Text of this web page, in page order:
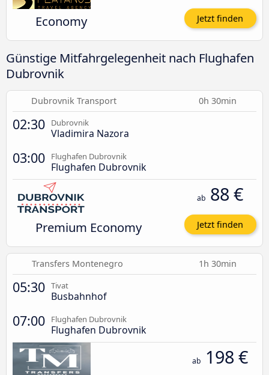
Economy Jetzt finden
Günstige Mitfahrgelegenheit nach Flughafen
Dubrovnik
Dubrovnik Transport 0h 30min
02:30 Dubrovnik
Vladimira Nazora
03:00 Flughafen Dubrovnik
Flughafen Dubrovnik
Premium Economy
ab 88 €
Jetzt finden
Transfers Montenegro 1h 30min
05:30 Tivat
Busbahnhof
07:00 Flughafen Dubrovnik
Flughafen Dubrovnik
ab 198 €